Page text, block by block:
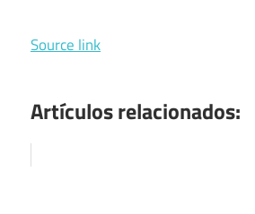
Source link
Artículos relacionados: